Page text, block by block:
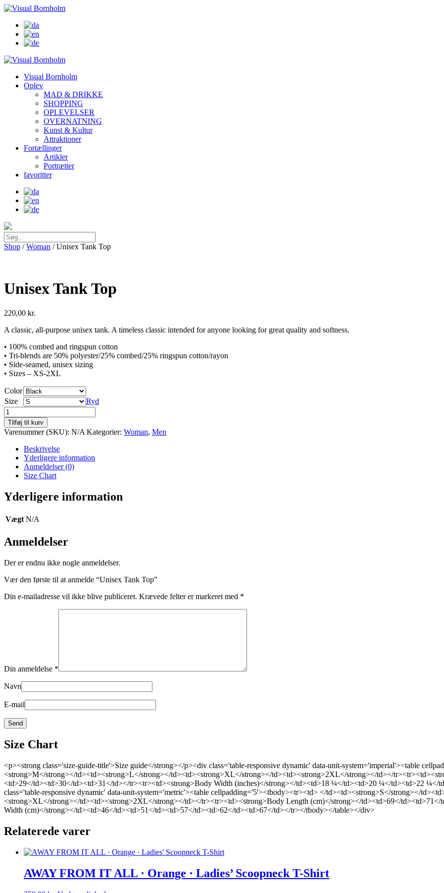
Visual Bornholm
Oplev
MAD & DRIKKE
SHOPPING
OPLEVELSER
OVERNATNING
Kunst & Kultur
Attraktioner
Fortællinger
Artikler
Portrætter
favoritter
Shop /Woman / Unisex Tank Top
Unisex Tank Top
220,00 kr.
A classic, all-purpose unisex tank. A timeless classic intended for anyone looking for great quality and softness.
• 100% combed and ringspun cotton
• Tri-blends are 50% polyester/25% combed/25% ringspun cotton/rayon
• Side-seamed, unisex sizing
• Sizes – XS-2XL
Color
Size
Ryd
Unisex
Tank
Top
antal
Tilføj til kurv
Varenummer (SKU): N/A Kategorier: Woman, Men
Beskrivelse
Yderligere information
Anmeldelser (0)
Size Chart
Yderligere information
Vægt N/A
Anmeldelser
Der er endnu ikke nogle anmeldelser.
Vær den første til at anmelde “Unisex Tank Top”
Din e-mailadresse vil ikke blive publiceret. Krævede felter er markeret med *
Din anmeldelse *
Navn
E-mail
Size Chart
<p><strong class='size-guide-title'>Size guide</strong></p><div class='table-responsive dynamic' data-unit-system='imperial'><table
<strong>M</strong></td><td><strong>L</strong></td><td><strong>XL</strong></td><td><strong>2XL</strong></td></
<td>29</td><td>30</td><td>31</td></tr><tr><td><strong>Body Width (inches)</strong></td><td>18 ¼</td><td>20 ¼</td><td>22
class='table-responsive dynamic' data-unit-system='metric'><table cellpadding='5'><tbody><tr><td> </td><td><strong>S</strong></
<strong>XL</strong></td><td><strong>2XL</strong></td></tr><tr><td><strong>Body Length (cm)</strong></td><td>69</
Width (cm)</strong></td><td>46</td><td>51</td><td>57</td><td>62</td><td>67</td></tr></tbody></table></div>
Relaterede varer
AWAY FROM IT ALL · Orange · Ladies’ Scoopneck T-Shirt